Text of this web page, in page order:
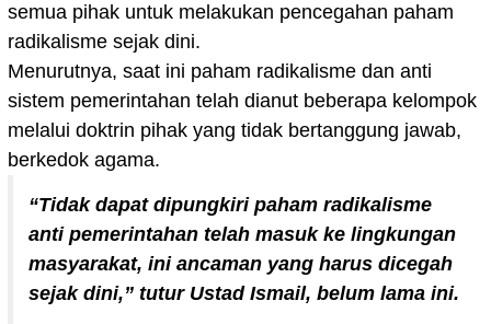
semua pihak untuk melakukan pencegahan paham
radikalisme sejak dini.
Menurutnya, saat ini paham radikalisme dan anti
sistem pemerintahan telah dianut beberapa kelompok
melalui doktrin pihak yang tidak bertanggung jawab,
berkedok agama.
“Tidak dapat dipungkiri paham radikalisme
anti pemerintahan telah masuk ke lingkungan
masyarakat, ini ancaman yang harus dicegah
sejak dini,” tutur Ustad Ismail, belum lama ini.